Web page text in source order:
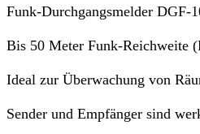
Funk-Durchgangsmelder DGF-
Bis 50 Meter Funk-Reichweite
Ideal zur Überwachung von
Sender und Empfänger sind